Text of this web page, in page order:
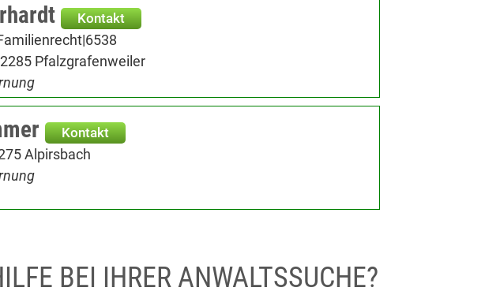
Kontakt
Pfalzgrafenweiler
Kontakt
Alpirsbach
BEI IHRER ANWALTSSUCHE?